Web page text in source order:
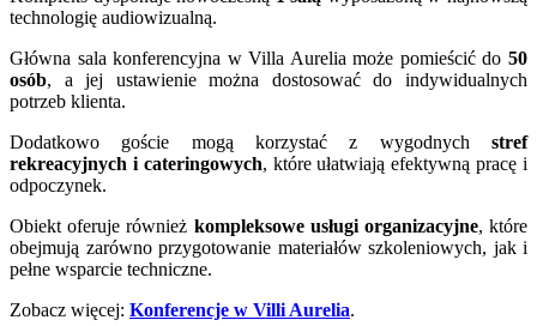
technologię audiowizualną.
Główna sala konferencyjna w Villa Aurelia może pomieścić do 50
osób, a jej ustawienie można dostosować do indywidualnych
potrzeb klienta.
Dodatkowo goście mogą korzystać z wygodnych stref
rekreacyjnych i cateringowych, które ułatwiają efektywną pracę i
odpoczynek.
Obiekt oferuje również kompleksowe usługi organizacyjne, które
obejmują zarówno przygotowanie materiałów szkoleniowych, jak i
pełne wsparcie techniczne.
Zobacz więcej: Konferencje w Villi Aurelia.